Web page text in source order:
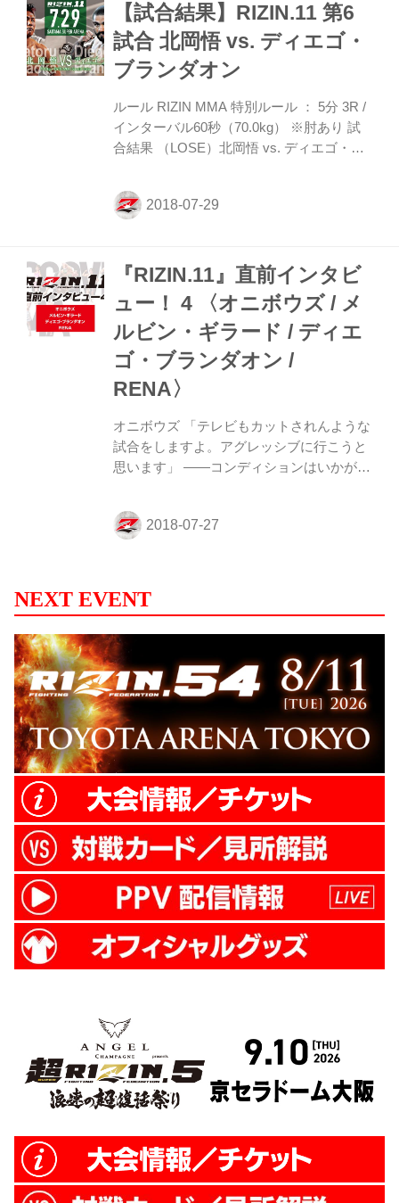
も互角の展開。ブランダオンは右ミドルを
ヒット。クルックシャンクはバックキッ
ク、バックブローも。ラウンド終盤、ブラ
ンダオンはボディフックも見せる。クルッ
飛びヒザをまともに食らってブランダオン
がダウン。クルックシャン...
【試合結果】RIZIN.11 第6
試合 北岡悟 vs. ディエゴ・
ブランダオン
ルール RIZIN MMA 特別ルール ： 5分 3R /
インターバル60秒（70.0kg） ※肘あり 試
合結果 （LOSE）北岡悟 vs. ディエゴ・ブ
ウンドパンチ） 試合内容 先制攻撃でアタ
ックにいった北岡悟 ディエゴ・ブランダオ
たブランダオンはサイドからパウンドを落
としていく。北岡はヒール、アキレス腱を
取りにいくが、さらに強烈なパウンドを被
弾してレフェリーは試合をストップ。ブラ
ンダオンが秒殺勝利をおさめた。 試合後、
ブランダオンは「アリガトウゴザイマ
ス！...
『RIZIN.11』直前インタビ
ュー！ 4 〈オニボウズ / メ
ルビン・ギラード / ディエ
ゴ・ブランダオン /
RENA〉
オニボウズ 「テレビもカットされんような
試合をしますよ。アグレッシブに行こうと
思います」 ――コンディションはいかがで
のは2〜3週間前で、そこから今まで追い込
んできたので、体調とコンディションはバ
一カ月前に試合があってそれに向けて準備
していたので、そんなに影響はなかったで
すね。走り込みもしてきました。 ――
RIZINのデビュー戦ですが、 RIZINの印象
はいかがでしょうか？ オニボウズ 出てい
るメンバーがすごいですよね。ええんか
な、自分が出てと思ったんですけど、そ
れ...
NEXT EVENT